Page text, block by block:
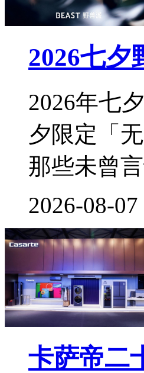
2026七夕
2026年七
夕限定「
那些未曾
2026-08-07
卡萨帝二